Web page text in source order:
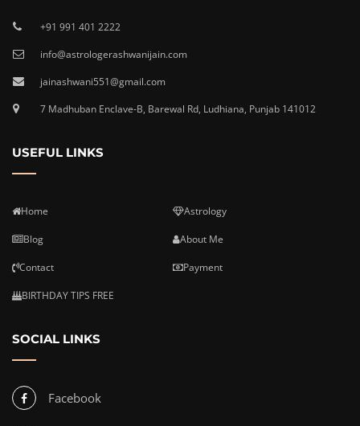
+91 991 401 2222
info@astrologerashwanijain.com
jainashwani551@gmail.com
7 Madhuban Enclave-B, Barewal Rd, Ludhiana, Punjab 141012
USEFUL LINKS
Home Astrology
Blog About Me
Contact Payment
BIRTHDAY TIPS FREE
SOCIAL LINKS
Facebook